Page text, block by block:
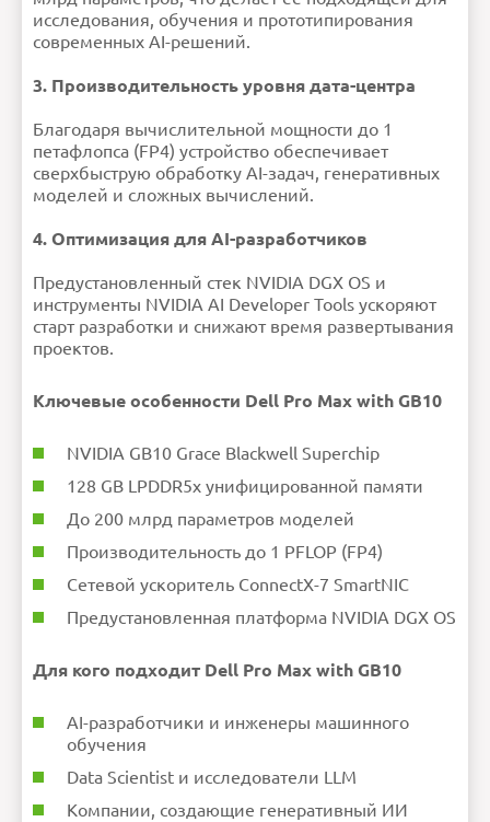
исследования, обучения и прототипирования
современных AI-решений.
3. Производительность уровня дата-центра
Благодаря вычислительной мощности до 1
петафлопса (FP4) устройство обеспечивает
сверхбыструю обработку AI-задач, генеративных
моделей и сложных вычислений.
4. Оптимизация для AI-разработчиков
Предустановленный стек NVIDIA DGX OS и
инструменты NVIDIA AI Developer Tools ускоряют
старт разработки и снижают время развертывания
проектов.
Ключевые особенности Dell Pro Max with GB10
NVIDIA GB10 Grace Blackwell Superchip
128 GB LPDDR5x унифицированной памяти
До 200 млрд параметров моделей
Производительность до 1 PFLOP (FP4)
Сетевой ускоритель ConnectX-7 SmartNIC
Предустановленная платформа NVIDIA DGX OS
Для кого подходит Dell Pro Max with GB10
AI-разработчики и инженеры машинного
обучения
Data Scientist и исследователи LLM
Компании, создающие генеративный ИИ